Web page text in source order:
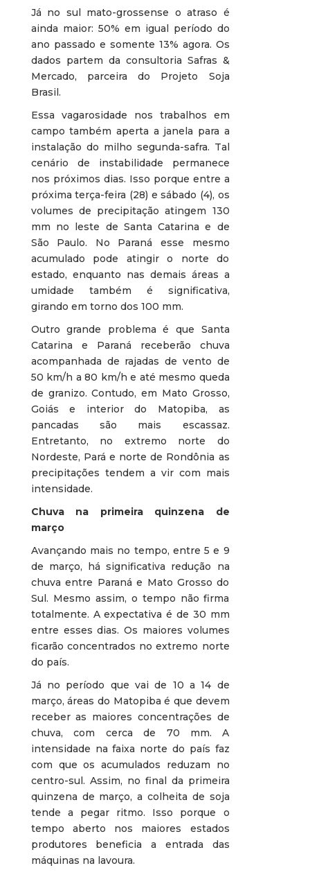
Já no sul mato-grossense o atraso é
ainda maior: 50% em igual período do
ano passado e somente 13% agora. Os
dados partem da consultoria Safras &
Mercado, parceira do Projeto Soja
Brasil.
Essa vagarosidade nos trabalhos em
campo também aperta a janela para a
instalação do milho segunda-safra. Tal
cenário de instabilidade permanece
nos próximos dias. Isso porque entre a
próxima terça-feira (28) e sábado (4), os
volumes de precipitação atingem 130
mm no leste de Santa Catarina e de
São Paulo. No Paraná esse mesmo
acumulado pode atingir o norte do
estado, enquanto nas demais áreas a
umidade também é significativa,
girando em torno dos 100 mm.
Outro grande problema é que Santa
Catarina e Paraná receberão chuva
acompanhada de rajadas de vento de
50 km/h a 80 km/h e até mesmo queda
de granizo. Contudo, em Mato Grosso,
Goiás e interior do Matopiba, as
pancadas são mais escassaz.
Entretanto, no extremo norte do
Nordeste, Pará e norte de Rondônia as
precipitações tendem a vir com mais
intensidade.
Chuva na primeira quinzena de
março
Avançando mais no tempo, entre 5 e 9
de março, há significativa redução na
chuva entre Paraná e Mato Grosso do
Sul. Mesmo assim, o tempo não firma
totalmente. A expectativa é de 30 mm
entre esses dias. Os maiores volumes
ficarão concentrados no extremo norte
do país.
Já no período que vai de 10 a 14 de
março, áreas do Matopiba é que devem
receber as maiores concentrações de
chuva, com cerca de 70 mm. A
intensidade na faixa norte do país faz
com que os acumulados reduzam no
centro-sul. Assim, no final da primeira
quinzena de março, a colheita de soja
tende a pegar ritmo. Isso porque o
tempo aberto nos maiores estados
produtores beneficia a entrada das
máquinas na lavoura.